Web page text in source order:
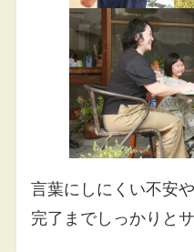
言葉にしにくい不安
完了までしっかりと